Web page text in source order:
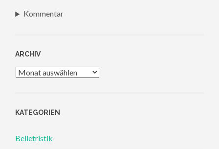
Kommentar
ARCHIV
Archiv
KATEGORIEN
Belletristik